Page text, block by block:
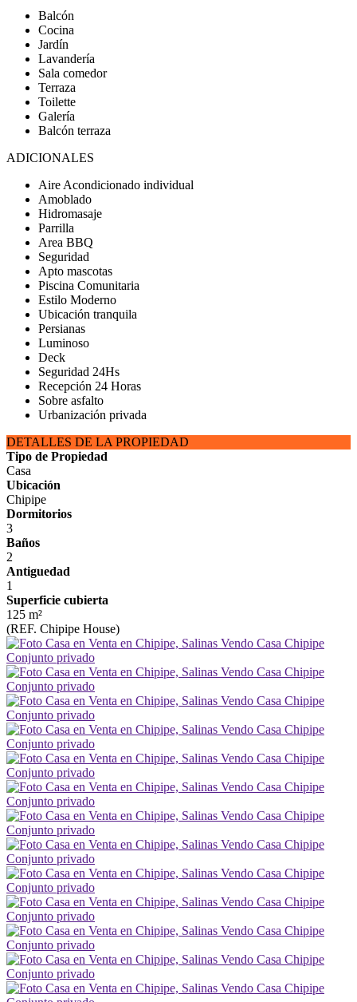
Balcón
Cocina
Jardín
Lavandería
Sala comedor
Terraza
Toilette
Galería
Balcón terraza
ADICIONALES
Aire Acondicionado individual
Amoblado
Hidromasaje
Parrilla
Area BBQ
Seguridad
Apto mascotas
Piscina Comunitaria
Estilo Moderno
Ubicación tranquila
Persianas
Luminoso
Deck
Seguridad 24Hs
Recepción 24 Horas
Sobre asfalto
Urbanización privada
DETALLES DE LA PROPIEDAD
Tipo de Propiedad
Casa
Ubicación
Chipipe
Dormitorios
3
Baños
2
Antiguedad
1
Superficie cubierta
125 m²
(REF. Chipipe House)